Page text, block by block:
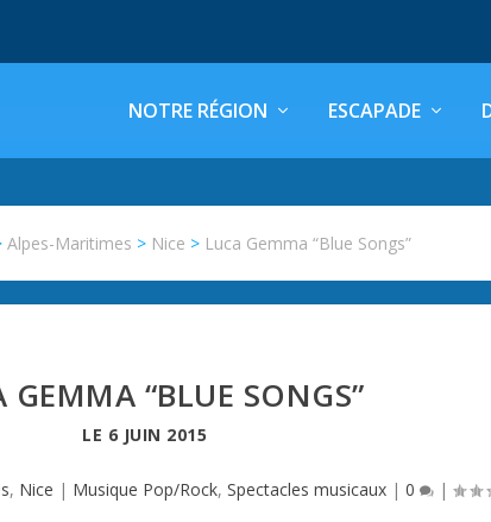
NOTRE RÉGION ESCAPADE
Alpes-Maritimes > Nice > Luca Gemma “Blue Songs”
GEMMA “BLUE SONGS”
LE 6 JUIN 2015
, Nice | Musique Pop/Rock, Spectacles musicaux| 0 |